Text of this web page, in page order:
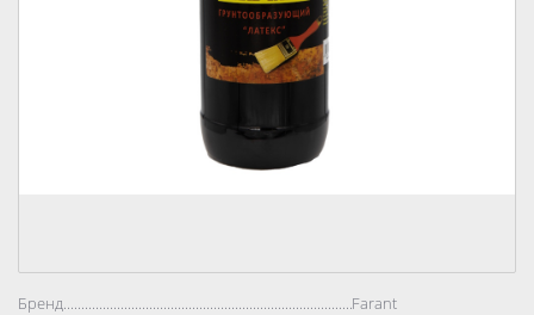
Бренд..................................................................................Farant